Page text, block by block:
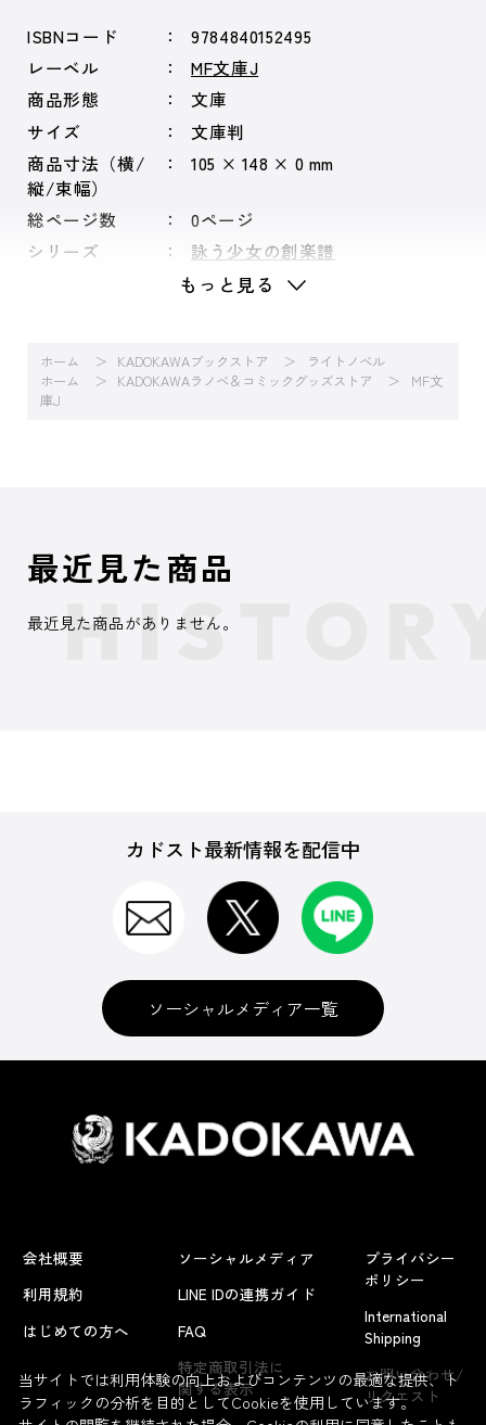
ISBNコード
9784840152495
レーベル
MF文庫J
商品形態
文庫
サイズ
文庫判
商品寸法（横/
縦/束幅）
105 × 148 × 0 mm
総ページ数
0ページ
シリーズ
詠う少女の創楽譜
もっと見る
ホーム KADOKAWAブックストア
ライトノベル
ホーム
KADOKAWAラノベ＆コミックグッズストア
MF文
庫J
よくあるお問い合わせ
最近見た商品
最近見た商品がありません。
カドスト最新情報を配信中
ソーシャルメディア一覧
会社概要
利用規約
はじめての方へ
ソーシャルメディア
LINE IDの連携ガイド
FAQ
特定商取引法に
関する表示
プライバシー
ポリシー
International
Shipping
お問い合わせ/
リクエスト
当サイトでは利用体験の向上およびコンテンツの最適な提供、ト
ラフィックの分析を目的としてCookieを使用しています。